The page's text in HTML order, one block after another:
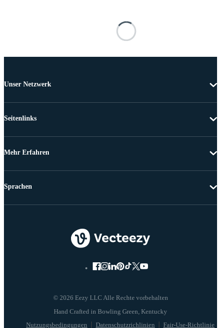
Unser Netzwerk
Seitenlinks
Mehr Erfahren
© 2026 Eezy LLC Alle Rechte vorbehalten
Nutzungsbedingungen Datenschutzrichlinien Fair-Use-Richtlinie
Sprachen